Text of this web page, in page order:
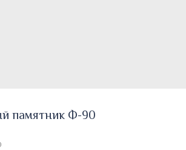
памятник Ф-90